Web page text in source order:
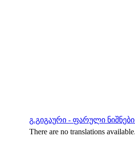
გ.გიგაური - ფარული
There are no translations